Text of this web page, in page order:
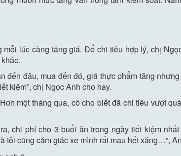
lúc càng tăng giá. Để chi tiêu hợp lý, chị
đến đâu, mua đến đó, giá thực phẩm tăng
kiệm”, chị Ngọc Anh cho hay.
một tháng qua, cô cho biết đã chi tiêu vượt
chi phí cho 3 buổi ăn trong ngày tiết kiệm
tôi cũng cảm giác xe mình rất mau hết xăng…”,